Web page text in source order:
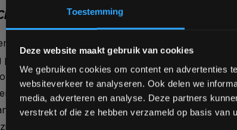
Toestemming
Deze website maakt gebruik van cookies
We gebruiken cookies om content en advertenties
websiteverkeer te analyseren. Ook delen we
media, adverteren en analyse. Deze partners
verstrekt of die ze hebben verzameld op basis van
VOOR MAXIMALE IMPACT
slagen zijn de kern van uw sledge hammer
plaatst u uw voeten strategisch en schuift u uw
kracht. De "overhead" slag kost meer
zwaai voor een krachtige impact. Beide
aanpassing van uw houding, wat zorgt voor
training.